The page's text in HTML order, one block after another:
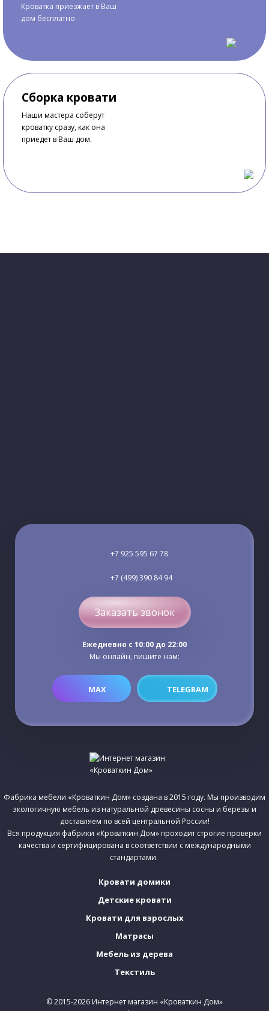
Кроватка приезжает в Ваш
дом бесплатно
Сборка кровати
Наши мастера соберут
кроватку сразу, как она
приедет в Ваш дом.
+7 925 595 67 78
+7 (499) 390 84 94
Заказать звонок
Ежедневно c 10:00 до 22:00
Мы онлайн, пишите нам:
MAX TELEGRAM
Фабрика мебели «Кроваткин Дом» создана в 2015 году. Мы производим
экологичную мебель из натуральной древесины сосны и березы и
доставляем по всей центральной России!
Вся продукция фабрики «Кроваткин Дом» проходит строгие проверки
качества и сертифицирована в соответствии с международными
стандартами.
Кровати домики
Детские кровати
Кровати для взрослых
Матрасы
Мебель из дерева
Текстиль
© 2015-2026 Интернет магазин «Кроваткин Дом»